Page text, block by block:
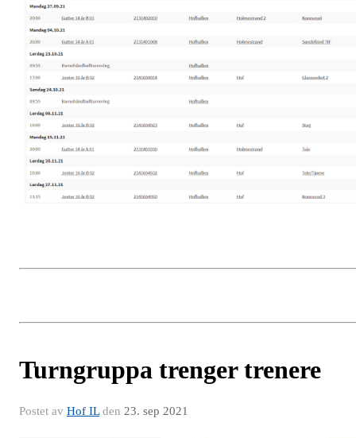
Turngruppa trenger trenere
Postet av Hof ILden 23. sep 2021